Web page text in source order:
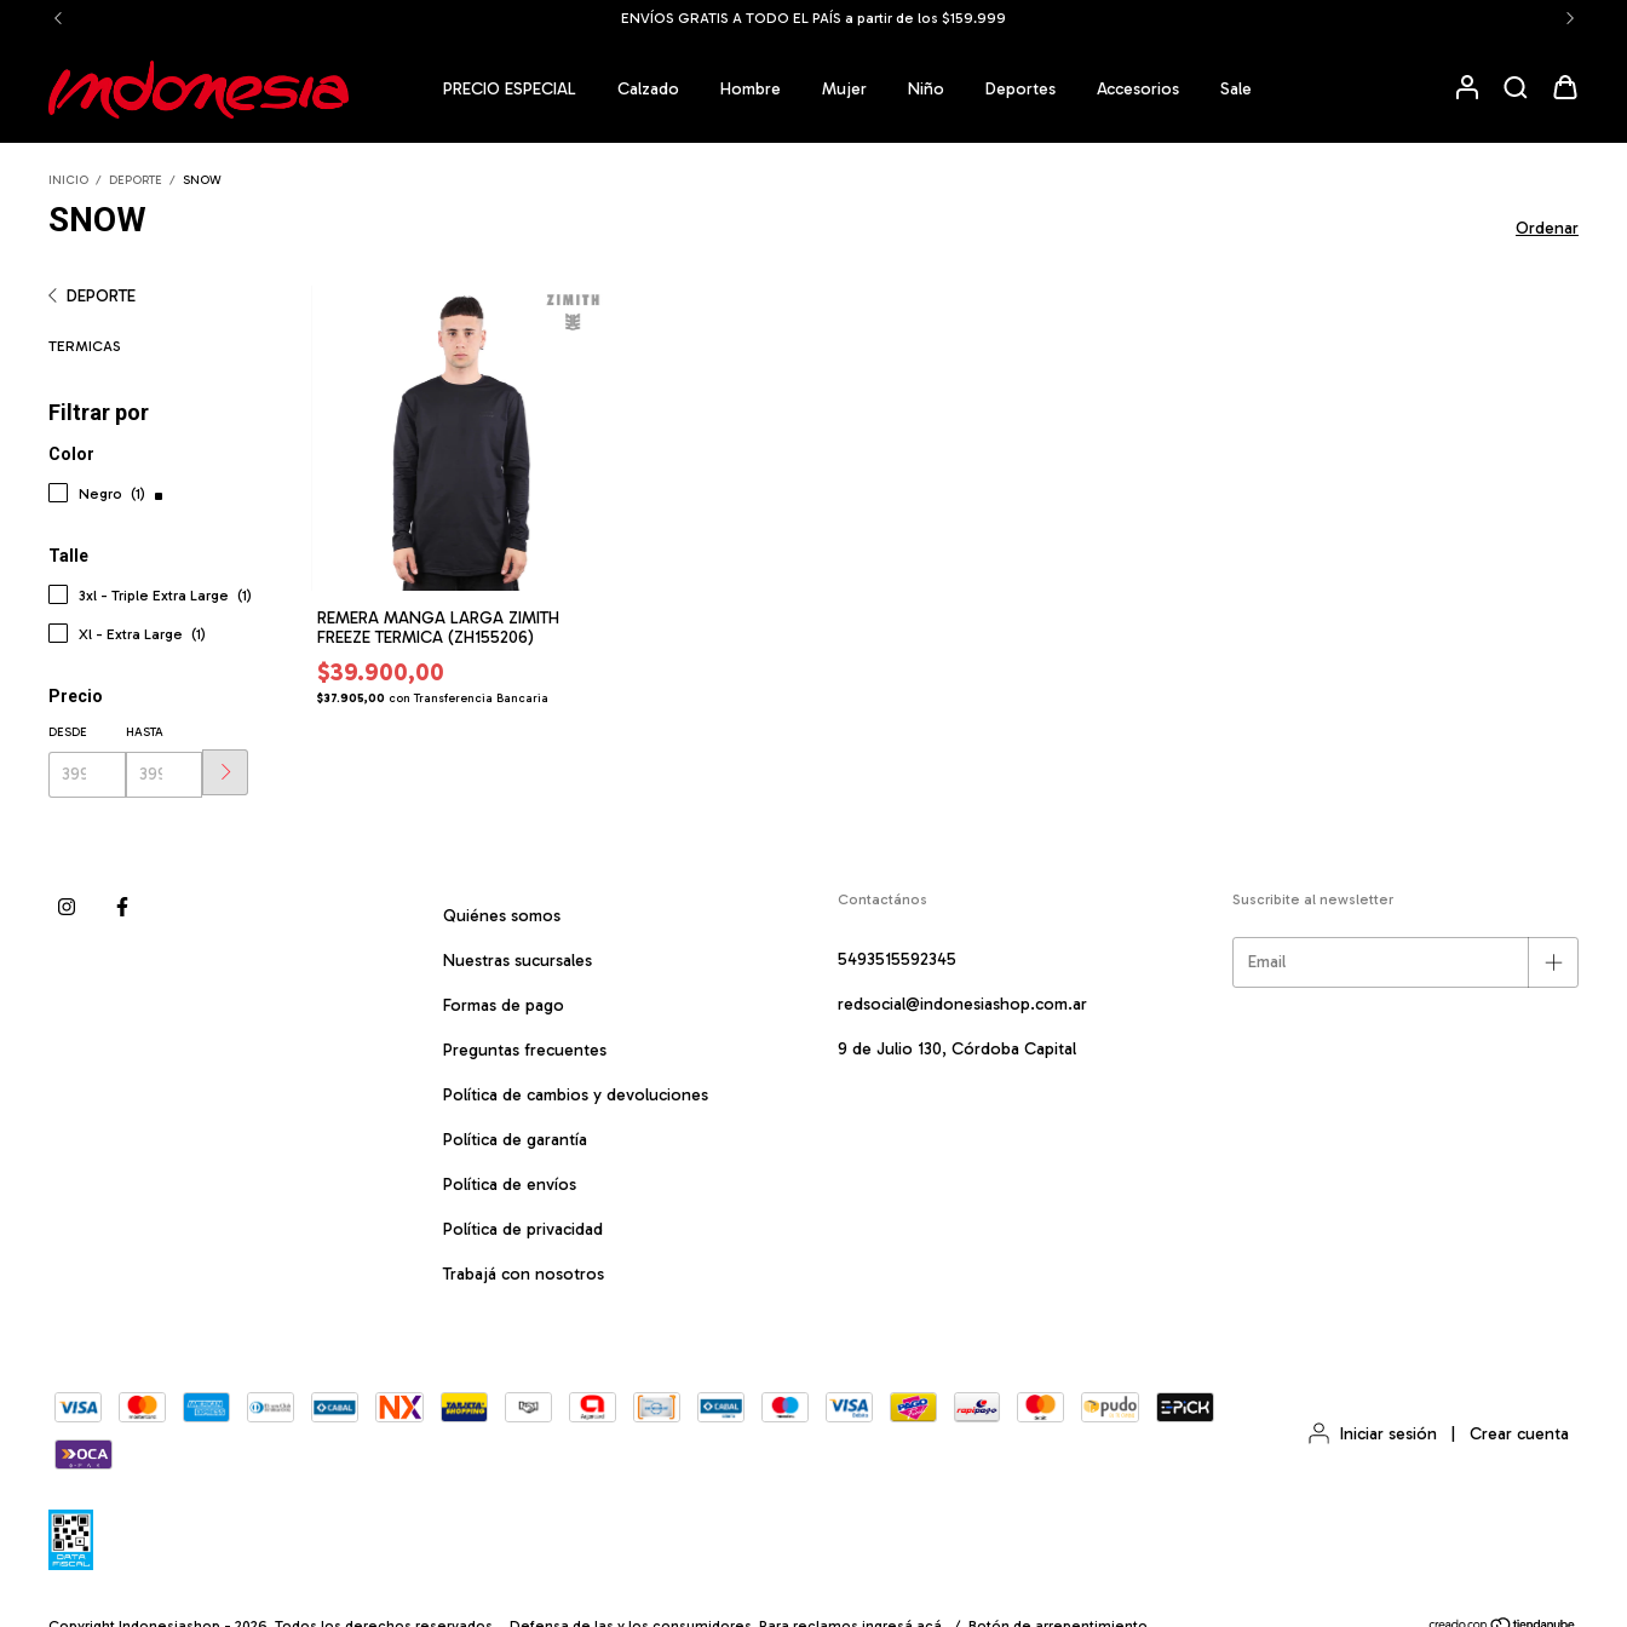
ENVÍOS GRATIS A TODO EL PAÍS a partir de los $159.999
PRECIO ESPECIAL Calzado Hombre Mujer Niño Deportes Accesorios Sale
INICIO / DEPORTE / SNOW
SNOW Ordenar
DEPORTE
TERMICAS
Filtrar por
Color
Negro (1)
Talle
3xl - Triple Extra Large (1)
Xl - Extra Large (1)
Precio
DESDE HASTA
REMERA MANGA LARGA ZIMITH
FREEZE TERMICA (ZH155206)
$39.900,00
$37.905,00 con Transferencia Bancaria
Quiénes somos
Nuestras sucursales
Formas de pago
Preguntas frecuentes
Política de cambios y devoluciones
Política de garantía
Política de envíos
Política de privacidad
Trabajá con nosotros
Contactános
5493515592345
redsocial@indonesiashop.com.ar
9 de Julio 130, Córdoba Capital
Suscribite al newsletter
Iniciar sesión Crear cuenta